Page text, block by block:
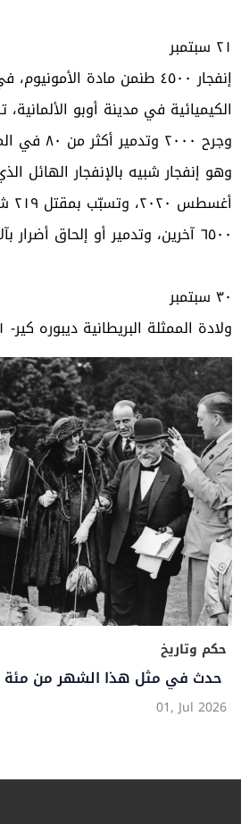
٢١ سبتمبر
إنفجار ٤٥٠٠ طنمن مادة
وجرح ٢٠٠٠ وتدمير أكثر من ٨٠ في المئة من المدينة
٦٥٠٠ آخرين، وتدمير أو إلحاق أضرار بآلاف الأبنية
٣٠ سبتمبر
ولادة الممثلة البريطانية ديبوره كير- ١٩٢١-٢٠٠٧.
حكم وتاريخ
01, Jul 2026